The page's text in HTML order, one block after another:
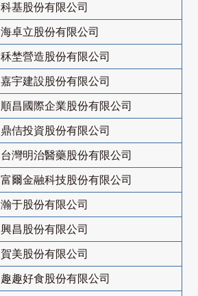
科基股份有限公司
海卓立股份有限公司
秝埜營造股份有限公司
嘉宇建設股份有限公司
順昌國際企業股份有限公司
鼎佶投資股份有限公司
台灣明治醫藥股份有限公司
富爾金融科技股份有限公司
瀚于股份有限公司
興昌股份有限公司
賀美股份有限公司
趣趣好食股份有限公司